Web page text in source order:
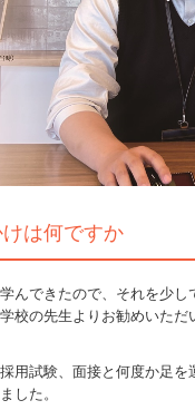
は何ですか
んできたので、それを少し
校の先生よりお勧めいただ
用試験、面接と何度か足を
した。